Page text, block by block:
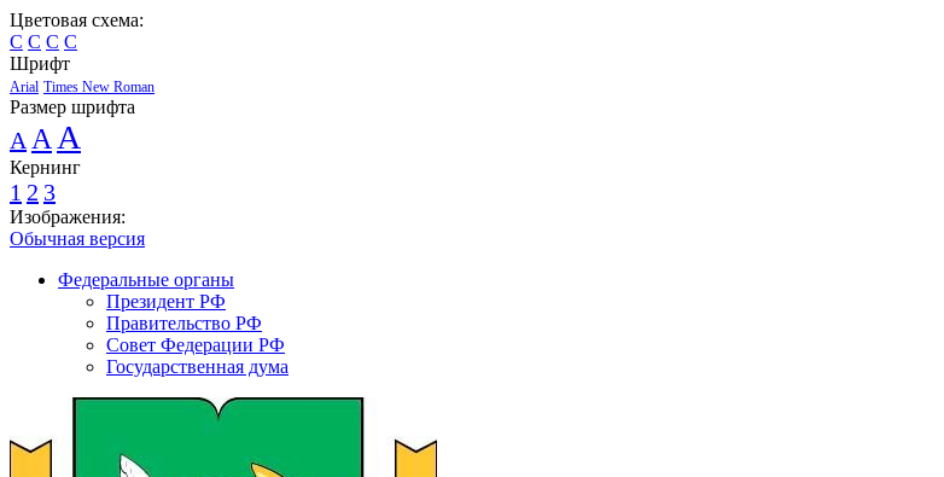
Цветовая схема:
C C C C
Шрифт
Arial Times New Roman
Размер шрифта
A A A
Кернинг
1 2 3
Изображения:
Обычная версия
Федеральные органы
Президент РФ
Правительство РФ
Совет Федерации РФ
Государственная дума